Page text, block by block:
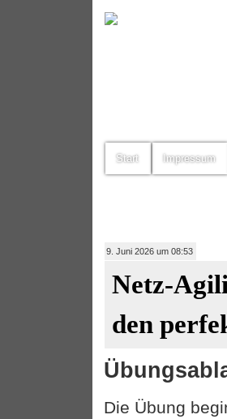
Start Impressum
9. Juni 2026 um 08:53
Netz-
den
Die Übung